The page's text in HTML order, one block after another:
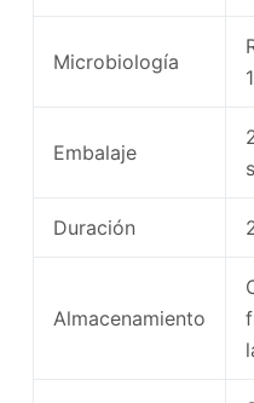
Microbiología
Embalaje
Duración
Almacenamiento